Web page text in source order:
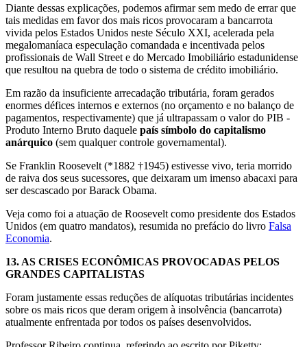
Diante dessas explicações, podemos afirmar sem medo de errar que
tais medidas em favor dos mais ricos provocaram a bancarrota
vivida pelos Estados Unidos neste Século XXI, acelerada pela
megalomaníaca especulação comandada e incentivada pelos
profissionais de Wall Street e do Mercado Imobiliário estadunidense
que resultou na quebra de todo o sistema de crédito imobiliário.
Em razão da insuficiente arrecadação tributária, foram gerados
enormes défices internos e externos (no orçamento e no balanço de
pagamentos, respectivamente) que já ultrapassam o valor do PIB -
Produto Interno Bruto daquele país símbolo do capitalismo
anárquico (sem qualquer controle governamental).
Se Franklin Roosevelt (*1882 †1945) estivesse vivo, teria morrido
de raiva dos seus sucessores, que deixaram um imenso abacaxi para
ser descascado por Barack Obama.
Veja como foi a atuação de Roosevelt como presidente dos Estados
Unidos (em quatro mandatos), resumida no prefácio do livro Falsa
Economia.
13. AS CRISES ECONÔMICAS PROVOCADAS PELOS
GRANDES CAPITALISTAS
Foram justamente essas reduções de alíquotas tributárias incidentes
sobre os mais ricos que deram origem à insolvência (bancarrota)
atualmente enfrentada por todos os países desenvolvidos.